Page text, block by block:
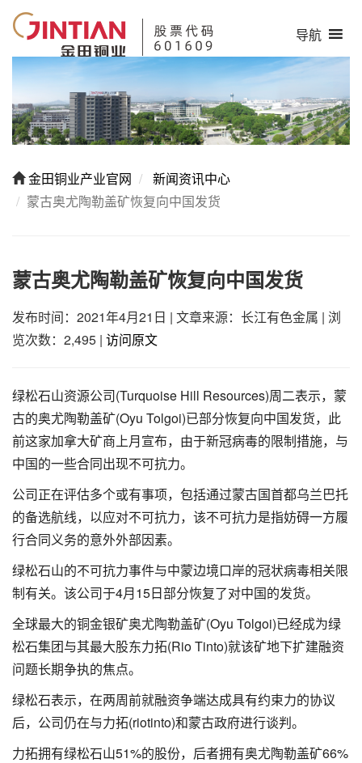
导航
金田铜业产业官网
新闻资讯中心
蒙古奥尤陶勒盖矿恢复向中国发货
蒙古奥尤陶勒盖矿恢复向中国发货
发布时间：2021年4月21日 | 文章来源：长江有色金属 | 浏
览次数：2,495 | 访问原文
绿松石山资源公司(Turquoise Hill Resources)周二表示，蒙
古的奥尤陶勒盖矿(Oyu Tolgoi)已部分恢复向中国发货，此
前这家加拿大矿商上月宣布，由于新冠病毒的限制措施，与
中国的一些合同出现不可抗力。
公司正在评估多个或有事项，包括通过蒙古国首都乌兰巴托
的备选航线，以应对不可抗力，该不可抗力是指妨碍一方履
行合同义务的意外外部因素。
绿松石山的不可抗力事件与中蒙边境口岸的冠状病毒相关限
制有关。该公司于4月15日部分恢复了对中国的发货。
全球最大的铜金银矿奥尤陶勒盖矿(Oyu Tolgoi)已经成为绿
松石集团与其最大股东力拓(Rio Tinto)就该矿地下扩建融资
问题长期争执的焦点。
绿松石表示，在两周前就融资争端达成具有约束力的协议
后，公司仍在与力拓(riotinto)和蒙古政府进行谈判。
力拓拥有绿松石山51%的股份，后者拥有奥尤陶勒盖矿66%